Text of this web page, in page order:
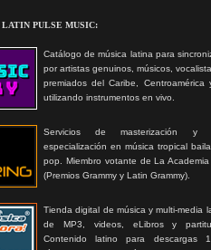
LATIN PULSE MUSIC:
Catálogo de música latina para
por artistas genuinos, músicos,
premiados del Caribe, Centroamérica
utilizando instrumentos en vivo.
Servicios de masterización y
especialización en música tropical
pop. Miembro votante de La
(Premios Grammy y Latin Grammy).
Tienda digital de música y multi-media
de MP3, videos, eLibros y
Contenido latino para descargas